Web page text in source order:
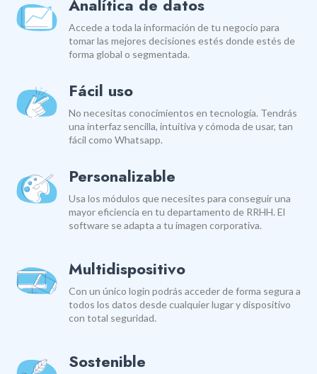
Analítica de datos
Accede a toda la información de tu negocio para
tomar las mejores decisiones estés donde estés de
forma global o segmentada.
Fácil uso
No necesitas conocimientos en tecnología. Tendrás
una interfaz sencilla, intuitiva y cómoda de usar, tan
fácil como Whatsapp.
Personalizable
Usa los módulos que necesites para conseguir una
mayor eficiencia en tu departamento de RRHH. El
software se adapta a tu imagen corporativa.
Multidispositivo
Con un único login podrás acceder de forma segura a
todos los datos desde cualquier lugar y dispositivo
con total seguridad.
Sostenible